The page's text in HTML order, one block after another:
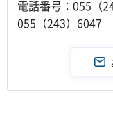
電話番号：055（
055（243）6047